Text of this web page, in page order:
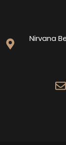
Nirvana